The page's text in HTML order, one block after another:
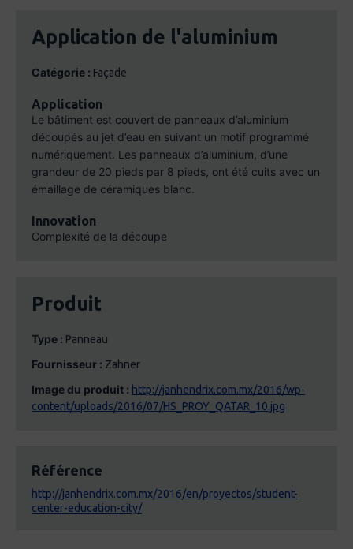
Application de l'aluminium
Catégorie : Façade
Application
Le bâtiment est couvert de panneaux d’aluminium
découpés au jet d’eau en suivant un motif programmé
numériquement. Les panneaux d’aluminium, d’une
grandeur de 20 pieds par 8 pieds, ont été cuits avec un
émaillage de céramiques blanc.
Innovation
Complexité de la découpe
Produit
Type : Panneau
Fournisseur : Zahner
Image du produit : http://janhendrix.com.mx/2016/wp-
content/uploads/2016/07/HS_PROY_QATAR_10.jpg
Référence
http://janhendrix.com.mx/2016/en/proyectos/student-
center-education-city/